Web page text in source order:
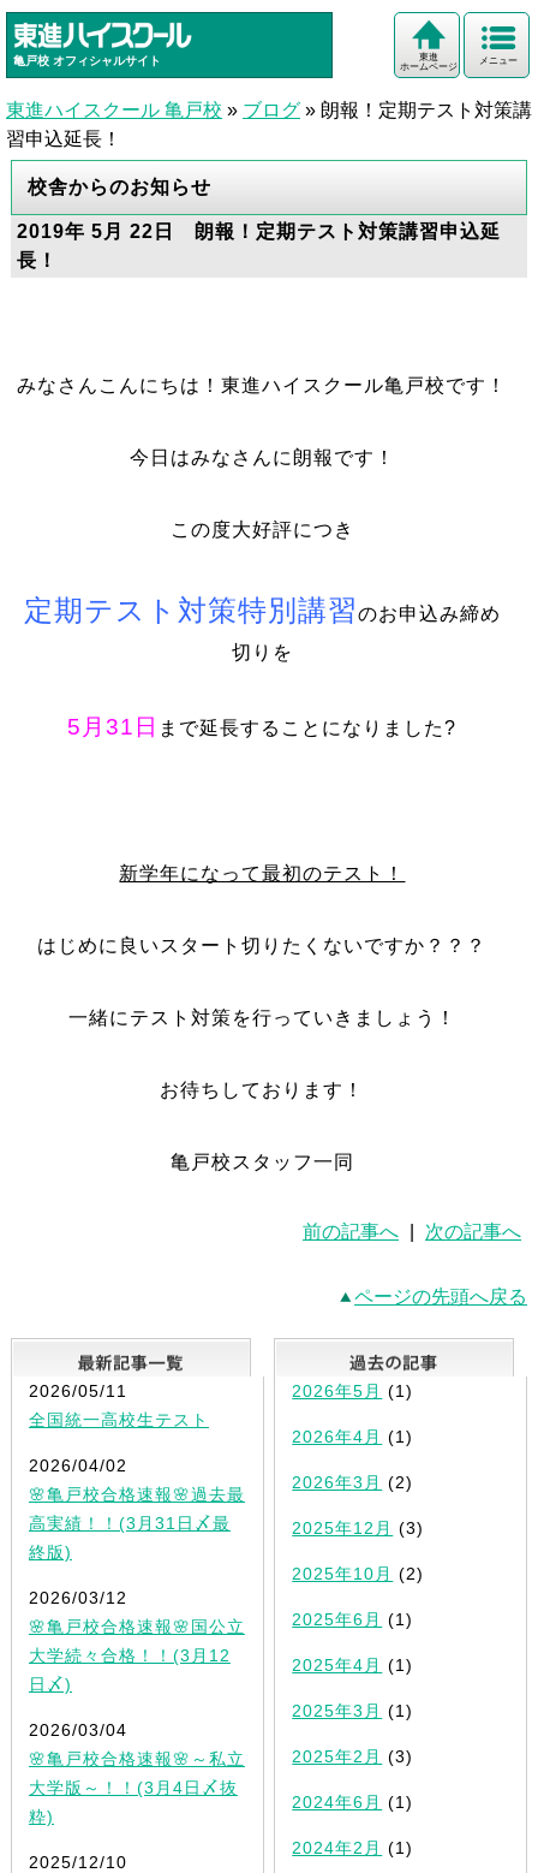
亀戸校 オフィシャルサイト メニュー
東進
ホームページ
東進ハイスクール 亀戸校 » ブログ » 朗報！定期テスト対策講
習申込延長！
校舎からのお知らせ
2019年 5月 22日 朗報！定期テスト対策講習申込延
長！
みなさんこんにちは！東進ハイスクール亀戸校です！
今日はみなさんに朗報です！
この度大好評につき
定期テスト対策特別講習のお申込み締め
切りを
5月31日 まで延長することになりました?
新学年になって最初のテスト！
はじめに良いスタート切りたくないですか？？？
一緒にテスト対策を行っていきましょう！
お待ちしております！
亀戸校スタッフ一同
前の記事へ 次の記事へ
ページの先頭へ戻る
最新記事一覧
2026/05/11
全国統一高校生テスト
2026/04/02
🌸亀戸校合格速報🌸過去最
高実績！！(3月31日〆最
終版)
2026/03/12
🌸亀戸校合格速報🌸国公立
大学続々合格！！(3月12
日〆)
2026/03/04
🌸亀戸校合格速報🌸～私立
大学版～！！(3月4日〆抜
粋)
2025/12/10
2026年5月 (1)
2026年4月 (1)
2026年3月 (2)
2025年12月 (3)
2025年10月 (2)
2025年6月 (1)
2025年4月 (1)
2025年3月 (1)
2025年2月 (3)
2024年6月 (1)
2024年2月 (1)